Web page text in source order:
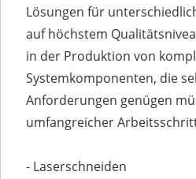
Lösungen für
auf höchstem
in der Produktion von
Systemkomponenten, die
Anforderungen genügen
umfangreicher
- Laserschneiden